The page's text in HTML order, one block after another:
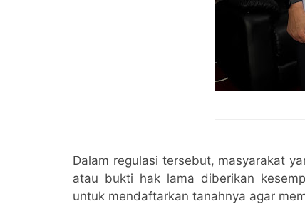
Dalam regulasi tersebut, masyarakat
atau bukti hak lama diberikan
untuk mendaftarkan tanahnya agar